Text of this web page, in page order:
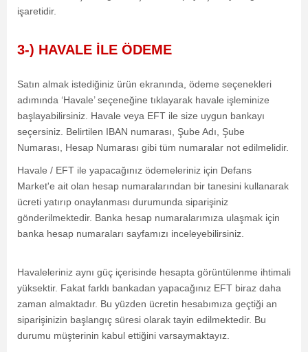
işaretidir.
3-) HAVALE İLE ÖDEME
Satın almak istediğiniz ürün ekranında, ödeme seçenekleri
adımında ‘Havale’ seçeneğine tıklayarak havale işleminize
başlayabilirsiniz. Havale veya EFT ile size uygun bankayı
seçersiniz. Belirtilen IBAN numarası, Şube Adı, Şube
Numarası, Hesap Numarası gibi tüm numaralar not edilmelidir.
Havale / EFT ile yapacağınız ödemeleriniz için Defans
Market'e ait olan hesap numaralarından bir tanesini kullanarak
ücreti yatırıp onaylanması durumunda siparişiniz
gönderilmektedir. Banka hesap numaralarımıza ulaşmak için
banka hesap numaraları sayfamızı inceleyebilirsiniz.
Havaleleriniz aynı güç içerisinde hesapta görüntülenme ihtimali
yüksektir. Fakat farklı bankadan yapacağınız EFT biraz daha
zaman almaktadır. Bu yüzden ücretin hesabımıza geçtiği an
siparişinizin başlangıç süresi olarak tayin edilmektedir. Bu
durumu müşterinin kabul ettiğini varsaymaktayız.